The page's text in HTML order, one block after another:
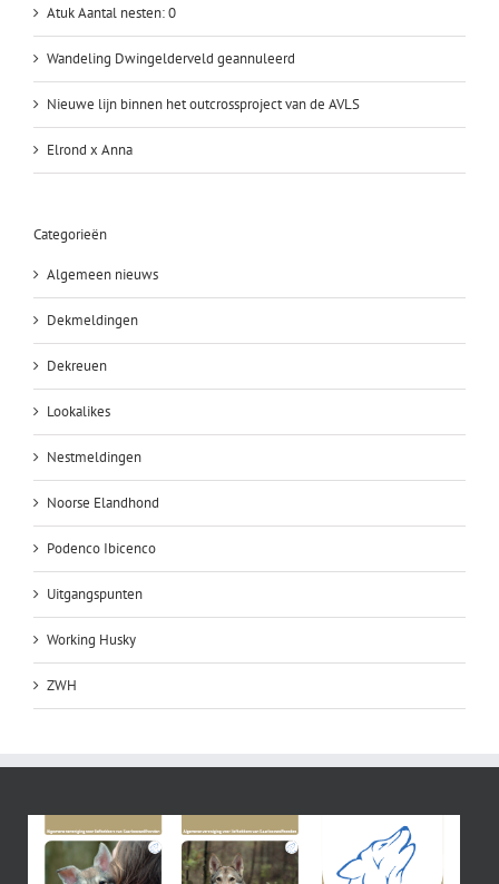
Atuk Aantal nesten: 0
Wandeling Dwingelderveld geannuleerd
Nieuwe lijn binnen het outcrossproject van de AVLS
Elrond x Anna
Categorieën
Algemeen nieuws
Dekmeldingen
Dekreuen
Lookalikes
Nestmeldingen
Noorse Elandhond
Podenco Ibicenco
Uitgangspunten
Working Husky
ZWH